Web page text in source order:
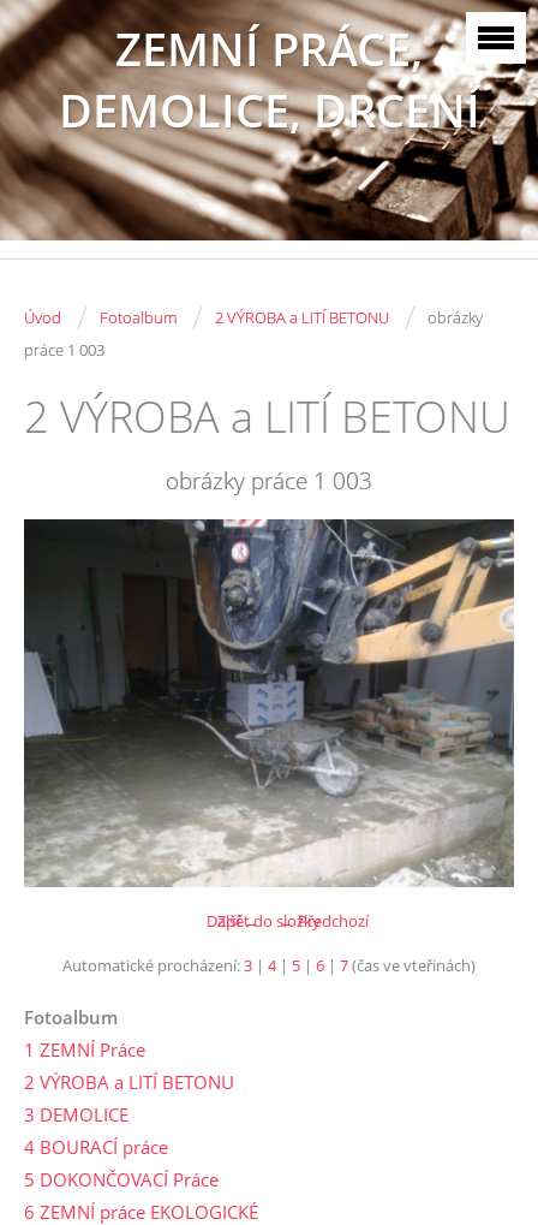
ZEMNÍ PRÁCE,
DEMOLICE, DRCENÍ
Úvod / Fotoalbum / 2 VÝROBA a LITÍ BETONU /
obrázky
práce 1 003
2 VÝROBA a LITÍ BETONU
obrázky práce 1 003
← Předchozí
Další →
Zpět do složky
Automatické procházení:3 | 4| 5 | 6 | 7(čas ve vteřinách)
Fotoalbum
1 ZEMNÍ Práce
2 VÝROBA a LITÍ BETONU
3 DEMOLICE
4 BOURACÍ práce
5 DOKONČOVACÍ Práce
6 ZEMNÍ práce EKOLOGICKÉ